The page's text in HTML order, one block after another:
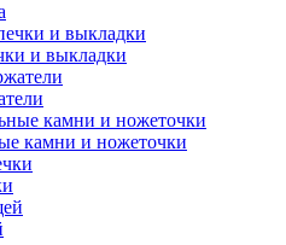
и выкладки
камни и ножеточки